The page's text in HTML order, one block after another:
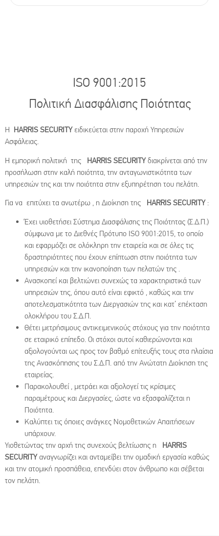
ISO 9001:2015
Πολιτική Διασφάλισης Ποιότητας
H HARRIS SECURITYειδικεύεται στην παροχή Υπηρεσιών
Ασφάλειας.
Η εμπορική πολιτική της HARRIS SECURITYδιακρίνεται από την
προσήλωση στην καλή ποιότητα, την ανταγωνιστικότητα των
υπηρεσιών της και την ποιότητα στην εξυπηρέτηση του πελάτη.
Για να επιτύχει τα ανωτέρω , η Διοίκηση της HARRIS SECURITY:
Έχει υιοθετήσει Σύστημα Διασφάλισης της Ποιότητας (Σ.Δ.Π.)
σύμφωνα με το Διεθνές Πρότυπο ISO 9001:2015, το οποίο
και εφαρμόζει σε ολόκληρη την εταιρεία και σε όλες τις
δραστηριότητες που έχουν επίπτωση στην ποιότητα των
υπηρεσιών και την ικανοποίηση των πελατών της .
Ανασκοπεί και βελτιώνει συνεχώς τα χαρακτηριστικά των
υπηρεσιών της, όπου αυτό είναι εφικτό , καθώς και την
αποτελεσματικότητα των Διεργασιών της και κατ’ επέκταση
ολοκλήρου του Σ.Δ.Π.
Θέτει μετρήσιμους αντικειμενικούς στόχους για την ποιότητα
σε εταιρικό επίπεδο. Οι στόχοι αυτοί καθιερώνονται και
αξιολογούνται ως προς τον βαθμό επίτευξής τους στα πλαίσια
της Ανασκόπησης του Σ.Δ.Π. από την Ανώτατη Διοίκηση της
εταιρείας.
Παρακολουθεί , μετράει και αξιολογεί τις κρίσιμες
παραμέτρους και Διεργασίες, ώστε να εξασφαλίζεται η
Ποιότητα.
Καλύπτει τις όποιες ανάγκες Νομοθετικών Απαιτήσεων
υπάρχουν.
Υιοθετώντας την αρχή της συνεχούς βελτίωσης η
HARRIS
SECURITYαναγνωρίζει και ανταμείβει την ομαδική εργασία καθώς
και την ατομική προσπάθεια, επενδύει στον άνθρωπο και σέβεται
τον πελάτη.